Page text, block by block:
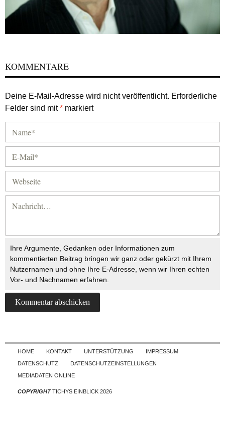
KOMMENTARE
Deine E-Mail-Adresse wird nicht veröffentlicht. Erforderliche
Felder sind mit* markiert
Ihre Argumente, Gedanken oder Informationen zum
kommentierten Beitrag bringen wir ganz oder gekürzt mit Ihrem
Nutzernamen und ohne Ihre E-Adresse, wenn wir Ihren echten
Vor- und Nachnamen erfahren.
Skip to content
HOME KONTAKT UNTERSTÜTZUNG
IMPRESSUM
DATENSCHUTZ
DATENSCHUTZEINSTELLUNGEN
MEDIADATEN ONLINE
COPYRIGHTTICHYS EINBLICK 2026